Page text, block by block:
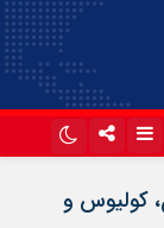
کولیوس و